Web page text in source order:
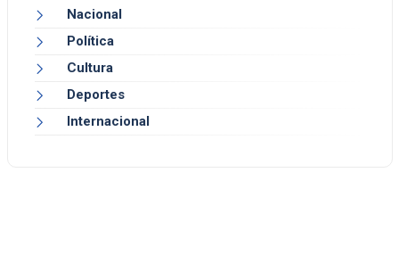
Nacional
Política
Cultura
Deportes
Internacional